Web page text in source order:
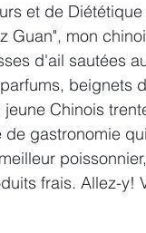
et de
Guan", mon
d'ail sautées
beignets
Chinois
gastronomie
frais. Allez-y!